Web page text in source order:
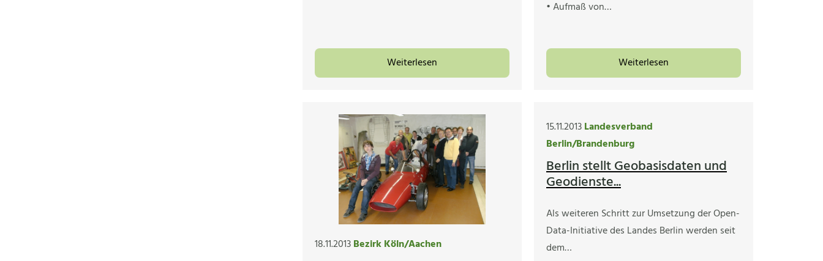
Weiterlesen
• Aufmaß von…
Weiterlesen
18.11.2013Bezirk Köln/Aachen
15.11.2013Landesverband
Berlin/Brandenburg
Berlin stellt Geobasisdaten und
Geodienste...
Als weiteren Schritt zur Umsetzung der Open-
Data-Initiative des Landes Berlin werden seit
dem…